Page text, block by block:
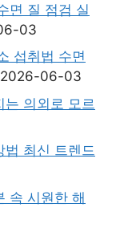
면 질 점검 실
03
섭취법 수면
2026-06-03
의외로 모르
법 최신 트렌드
속 시원한 해